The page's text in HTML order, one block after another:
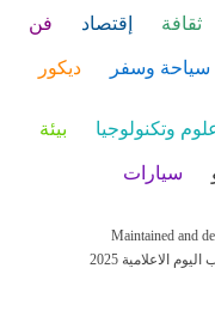
ثقافة إقتصاد فن
سياحة وسفر ديكور
وتكنولوجيا بيئة
سيارات
Maintained and